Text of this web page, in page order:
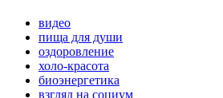
видео
пища для души
оздоровление
холо-красота
биоэнергетика
взгляд на социум